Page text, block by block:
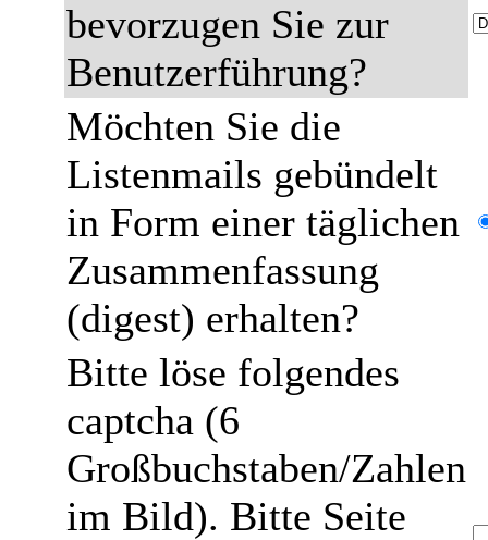
bevorzugen Sie zur
Benutzerführung?
Möchten Sie die
Listenmails gebündelt
in Form einer täglichen
Zusammenfassung
(digest) erhalten?
Bitte löse folgendes
captcha (6
Großbuchstaben/Zahlen
im Bild). Bitte Seite